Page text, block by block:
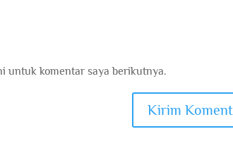
untuk komentar saya berikutnya.